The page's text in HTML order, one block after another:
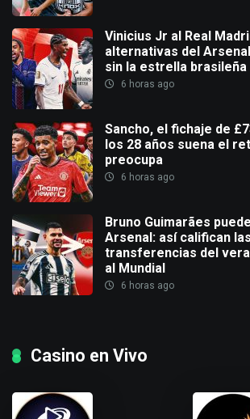
Vinicius Jr al Real
alternativas del
sin la estrella brasileña
6 horas ago
Sancho, el fichaje de
los 28 años suena el
preocupa
6 horas ago
Bruno Guimarães
Arsenal: así califican
transferencias del
al Mundial
6 horas ago
Casino en Vivo